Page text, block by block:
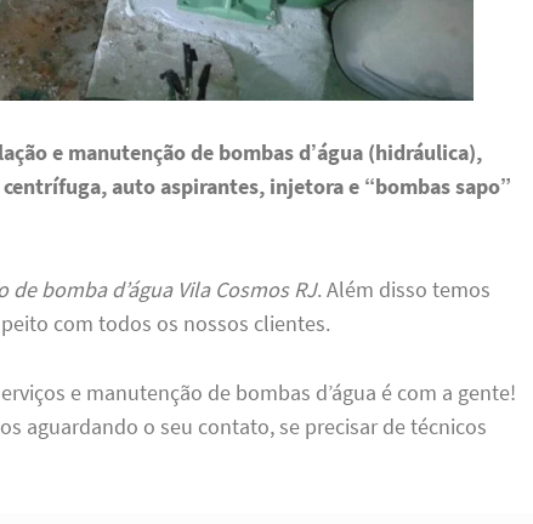
e manutenção de bombas d’água (hidráulica),
auto aspirantes, injetora e “bombas sapo”
bomba d’água Vila Cosmos RJ. Além disso temos
com todos os nossos clientes.
e manutenção de bombas d’água é com a gente!
aguardando o seu contato, se precisar de técnicos